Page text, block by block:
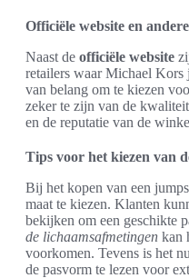
Officiële website en
Naast de officiële website
retailers waar Michael
van belang om te kiezen
zeker te zijn van de
en de reputatie van de
Tips voor het kiezen van
Bij het kopen van een
maat te kiezen. Klanten
bekijken om een geschikte
de lichaamsafmetingen kan
voorkomen. Tevens is het
de pasvorm te lezen voor